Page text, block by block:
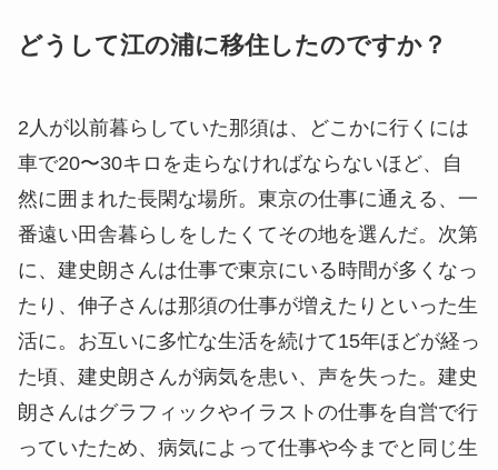
どうして江の浦に移住したのですか？
2人が以前暮らしていた那須は、どこかに行くには
車で20〜30キロを走らなければならないほど、自
然に囲まれた長閑な場所。東京の仕事に通える、一
番遠い田舎暮らしをしたくてその地を選んだ。次第
に、建史朗さんは仕事で東京にいる時間が多くなっ
たり、伸子さんは那須の仕事が増えたりといった生
活に。お互いに多忙な生活を続けて15年ほどが経っ
た頃、建史朗さんが病気を患い、声を失った。建史
朗さんはグラフィックやイラストの仕事を自営で行
っていたため、病気によって仕事や今までと同じ生